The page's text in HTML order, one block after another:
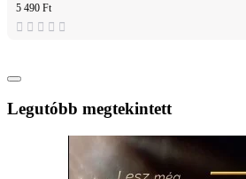
5 490 Ft
Legutóbb megtekintett